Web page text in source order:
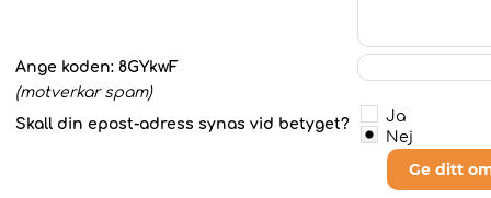
Ange koden: 8GYkwF
(motverkar spam)
Skall din epost-adress synas vid betyget?
Ja
Nej
Ge ditt